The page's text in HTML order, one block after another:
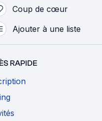
Coup de cœur
Ajouter à une liste
RAPIDE